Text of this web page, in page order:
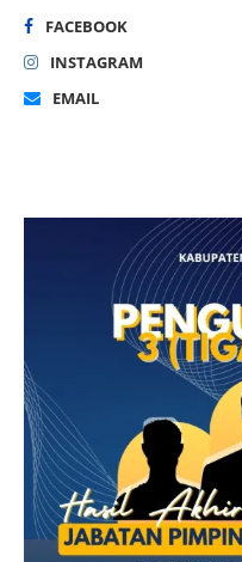
FACEBOOK
INSTAGRAM
EMAIL